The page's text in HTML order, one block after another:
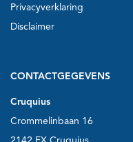
Privacyverklaring
Disclaimer
CONTACTGEGEVENS
Cruquius
Crommelinbaan 16